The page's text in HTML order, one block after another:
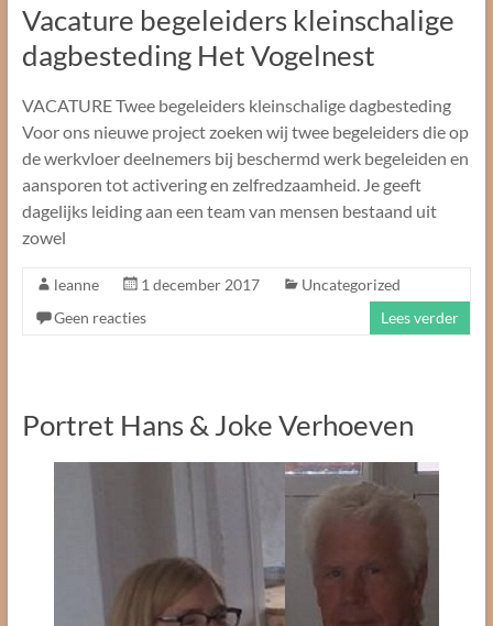
Vacature begeleiders kleinschalige
dagbesteding Het Vogelnest
VACATURE Twee begeleiders kleinschalige dagbesteding
Voor ons nieuwe project zoeken wij twee begeleiders die op
de werkvloer deelnemers bij beschermd werk begeleiden en
aansporen tot activering en zelfredzaamheid. Je geeft
dagelijks leiding aan een team van mensen bestaand uit
zowel
leanne 1 december 2017
Uncategorized
Geen reacties
Lees verder
Portret Hans & Joke Verhoeven